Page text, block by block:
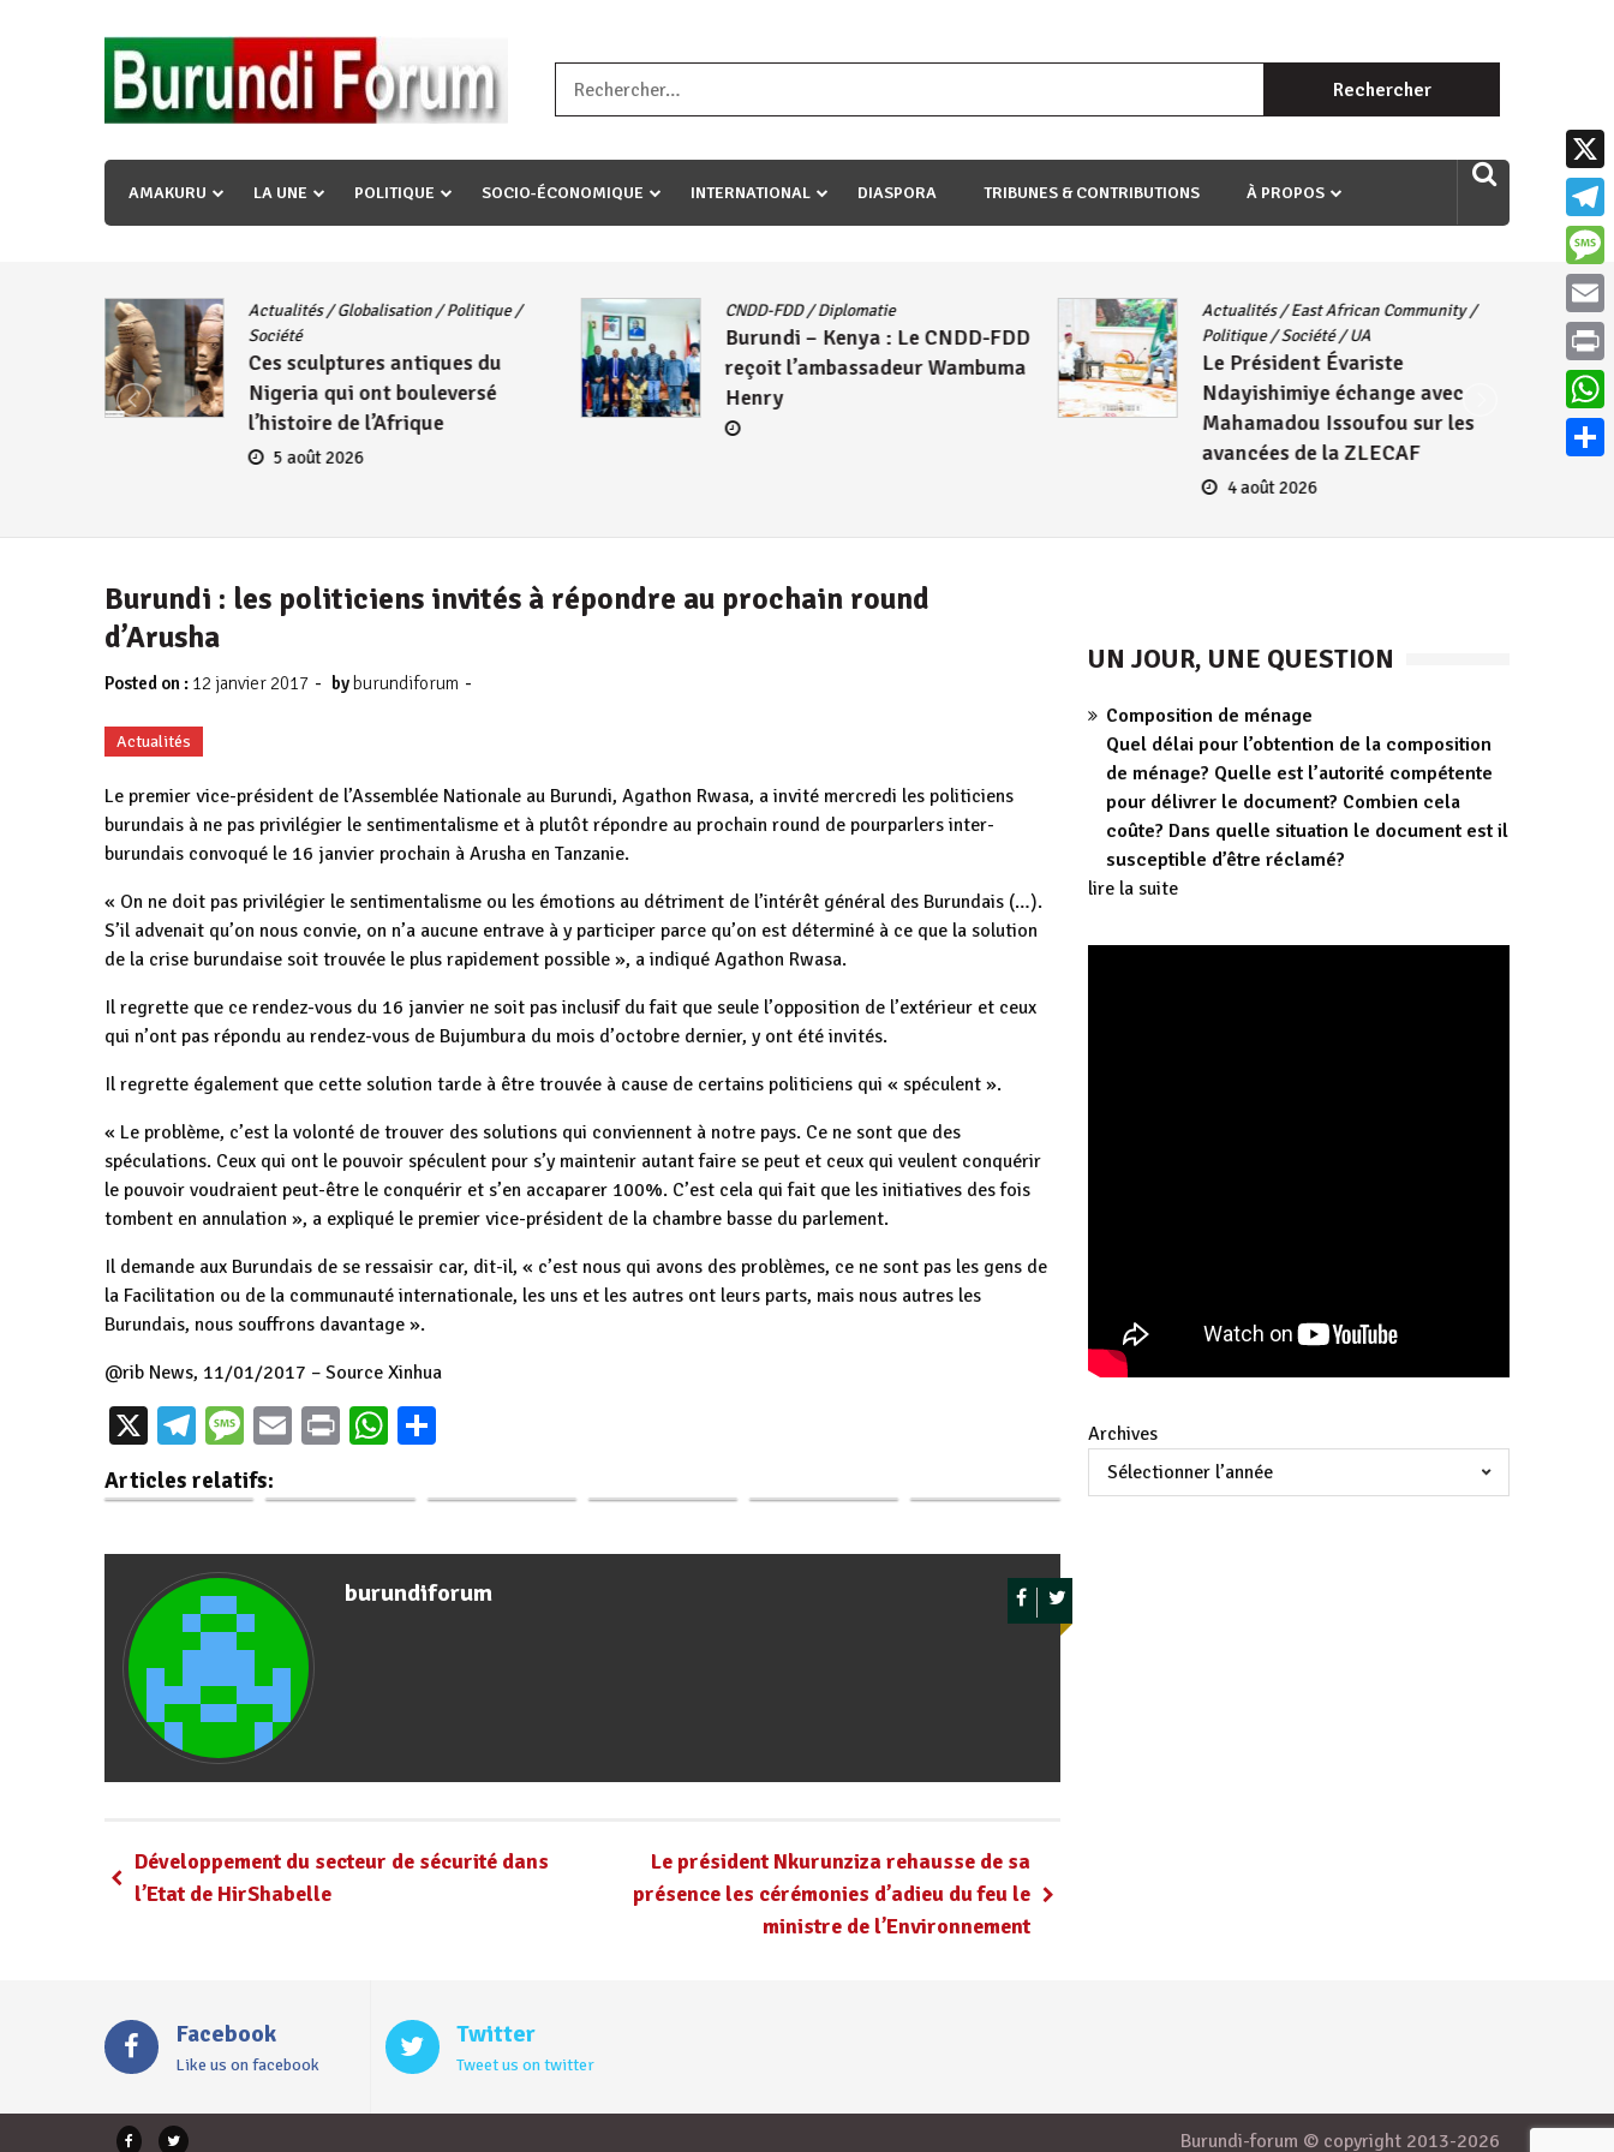
« Ingorane si ugupfa , ingorane ni ugupfa nabi ,gupfa ataco umariye umuryango wawe canke igihugu cakwibarutse .Wewe uri ngaha ndagusigiye iki kibazo : Uriko ukora iki kugira ngo
uzopfire neza umuryango n’igihugu cakwibarutse ? »
Rechercher :
AMAKURU LA UNE POLITIQUE SOCIO-ÉCONOMIQUE INTERNATIONAL DIASPORA TRIBUNES & CONTRIBUTIONS À PROPOS
Actualités/Globalisation/Politique/
Société
Ces sculptures antiques du
Nigeria qui ont bouleversé
l’histoire de l’Afrique
5 août 2026
CNDD-FDD/Diplomatie
Burundi – Kenya : Le CNDD-FDD
reçoit l’ambassadeur Wambuma
Henry
Actualités/East African Community/
Politique/Société/UA
Le Président Évariste
Ndayishimiye échange avec
Mahamadou Issoufou sur les
avancées de la ZLECAF
4 août 2026
Burundi : les politiciens invités à répondre au prochain round
d’Arusha
Posted on : 12 janvier 2017 - by burundiforum -
Actualités
Le premier vice-président de l’Assemblée Nationale au Burundi, Agathon Rwasa, a invité mercredi les politiciens
burundais à ne pas privilégier le sentimentalisme et à plutôt répondre au prochain round de pourparlers inter-
burundais convoqué le 16 janvier prochain à Arusha en Tanzanie.
« On ne doit pas privilégier le sentimentalisme ou les émotions au détriment de l’intérêt général des Burundais (…).
S’il advenait qu’on nous convie, on n’a aucune entrave à y participer parce qu’on est déterminé à ce que la solution
de la crise burundaise soit trouvée le plus rapidement possible », a indiqué Agathon Rwasa.
Il regrette que ce rendez-vous du 16 janvier ne soit pas inclusif du fait que seule l’opposition de l’extérieur et ceux
qui n’ont pas répondu au rendez-vous de Bujumbura du mois d’octobre dernier, y ont été invités.
Il regrette également que cette solution tarde à être trouvée à cause de certains politiciens qui « spéculent ».
« Le problème, c’est la volonté de trouver des solutions qui conviennent à notre pays. Ce ne sont que des
spéculations. Ceux qui ont le pouvoir spéculent pour s’y maintenir autant faire se peut et ceux qui veulent conquérir
le pouvoir voudraient peut-être le conquérir et s’en accaparer 100%. C’est cela qui fait que les initiatives des fois
tombent en annulation », a expliqué le premier vice-président de la chambre basse du parlement.
Il demande aux Burundais de se ressaisir car, dit-il, « c’est nous qui avons des problèmes, ce ne sont pas les gens de
la Facilitation ou de la communauté internationale, les uns et les autres ont leurs parts, mais nous autres les
Burundais, nous souffrons davantage ».
@rib News, 11/01/2017 – Source Xinhua
X Telegram
Message
EmailPrintWhatsApp
Articles relatifs:
Le Président
Burundais invité au
du…
Burundi / Sénat :
burundiforum
Développement du secteur de sécurité dans
l’Etat de HirShabelle
Le président Nkurunziza rehausse de sa
présence les cérémonies d’adieu du feu le
ministre de l’Environnement
UN JOUR, UNE QUESTION
Composition de ménage
Quel délai pour l’obtention de la composition
de ménage? Quelle est l’autorité compétente
pour délivrer le document? Combien cela
coûte? Dans quelle situation le document est il
susceptible d’être réclamé?
lire la suite
Archives
Facebook
Like us on facebook
Twitter
Tweet us on twitter
Burundi-forum © copyright 2013-2026
X
Email
Print